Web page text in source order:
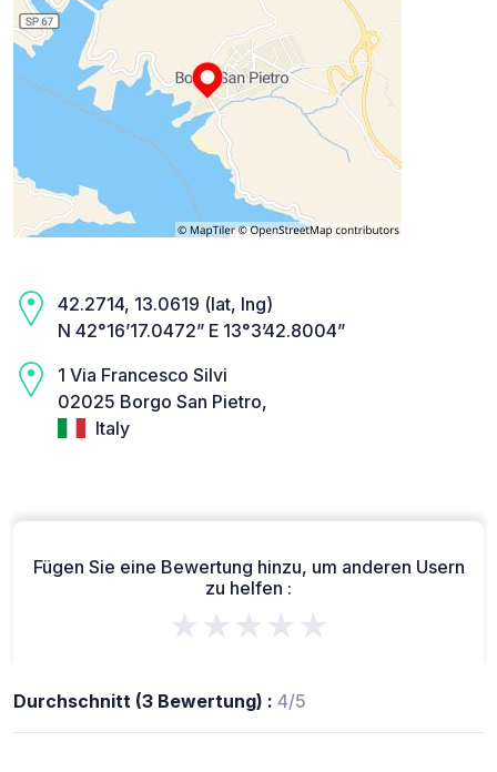
42.2714, 13.0619 (lat, lng)
N 42°16’17.0472” E 13°3’42.8004”
1 Via Francesco Silvi
02025 Borgo San Pietro,
Italy
Fügen Sie eine Bewertung hinzu, um anderen Usern
zu helfen :
★★★★★
Durchschnitt (3 Bewertung) : 4/5